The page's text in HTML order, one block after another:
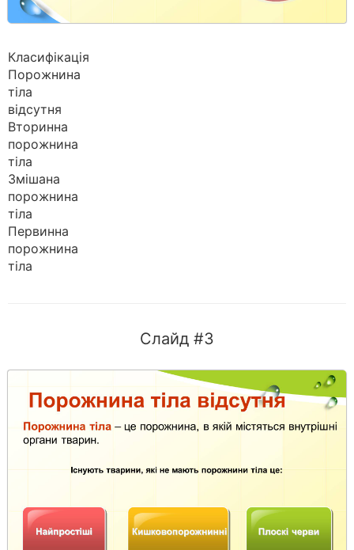
Класифікація
Порожнина
тіла
відсутня
Вторинна
порожнина
тіла
Змішана
порожнина
тіла
Первинна
порожнина
тіла
Слайд #3